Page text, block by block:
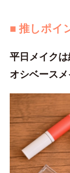
■ 推しポイ
平日メイク
オシベース